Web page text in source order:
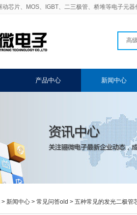
芯片、MOS、IGBT、二三极管、桥堆等电子元器
高
产品中心 新闻中心
> 新闻中心 > 常见问答old > 五种常见的发光二极管